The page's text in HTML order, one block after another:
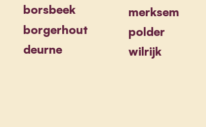
borsbeek
borgerhout
deurne
merksem
polder
wilrijk